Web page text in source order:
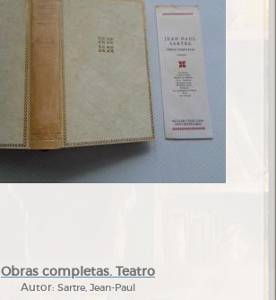
Obras completas. Teatro
Autor: Sartre, Jean-Paul